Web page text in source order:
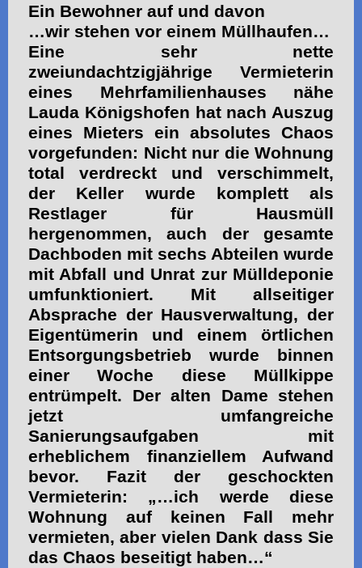
Ein Bewohner auf und davon
…wir stehen vor einem Müllhaufen…
Eine sehr nette
zweiundachtzigjährige Vermieterin
eines Mehrfamilienhauses nähe
Lauda Königshofen hat nach Auszug
eines Mieters ein absolutes Chaos
vorgefunden: Nicht nur die Wohnung
total verdreckt und verschimmelt,
der Keller wurde komplett als
Restlager für Hausmüll
hergenommen, auch der gesamte
Dachboden mit sechs Abteilen wurde
mit Abfall und Unrat zur Mülldeponie
umfunktioniert. Mit allseitiger
Absprache der Hausverwaltung, der
Eigentümerin und einem örtlichen
Entsorgungsbetrieb wurde binnen
einer Woche diese Müllkippe
entrümpelt. Der alten Dame stehen
jetzt umfangreiche
Sanierungsaufgaben mit
erheblichem finanziellem Aufwand
bevor. Fazit der geschockten
Vermieterin: „…ich werde diese
Wohnung auf keinen Fall mehr
vermieten, aber vielen Dank dass Sie
das Chaos beseitigt haben…“